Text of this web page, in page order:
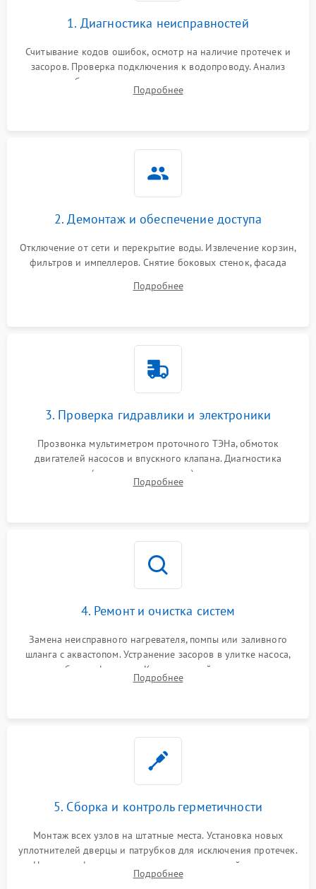
Проблемы с1. Диагностика неисправностей
Считывание кодов ошибок, осмотр на наличие протечек и
засоров. Проверка подключения к водопроводу. Анализ
жалоб на отсутствие слива, нагрева, вращения
разбрызгивателей или срабатывание системы защиты
Подробнее
2. Демонтаж и обеспечение доступа
Отключение от сети и перекрытие воды. Извлечение корзин,
фильтров и импеллеров. Снятие боковых стенок, фасада
циркуляционному насосу, ТЭНу и сливной помпе.
Подробнее
3. Проверка гидравлики и электроники
Прозвонка мультиметром проточного ТЭНа, обмоток
двигателей насосов и впускного клапана. Диагностика
прессостата (датчика уровня воды), датчика мутности,
концевика дверцы и электронного модуля управления.
Подробнее
4. Ремонт и очистка систем
Замена неисправного нагревателя, помпы или заливного
шланга с аквастопом. Устранение засоров в улитке насоса,
патрубках и фильтрах. Компонентный ремонт платы
управления, восстановление поврежденной проводки.
Подробнее
5. Сборка и контроль герметичности
Монтаж всех узлов на штатные места. Установка новых
уплотнителей дверцы и патрубков для исключения протечек.
Надежная фиксация хомутов гидравлической системы,
сборка корпуса и установка датчика поплавка.
Подробнее